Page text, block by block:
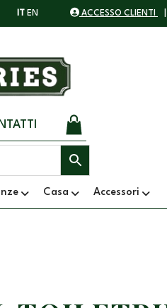
IT EN ACCESSO CLIENTI
Casa Accessori